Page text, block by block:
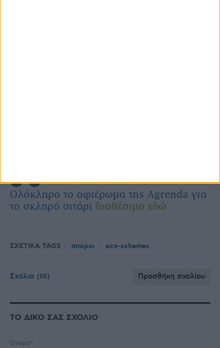
Ολόκληρο το αφιέρωμα της Agrenda για
το σκληρό σιτάρι διαθέσιμο εδώ
ΣΧΕΤΙΚΑ TAGS σπόροι eco-schemes
Σχόλια (10) Προσθήκη σχολίου
ΤΟ ΔΙΚΟ ΣΑΣ ΣΧΟΛΙΟ
Όνομα*